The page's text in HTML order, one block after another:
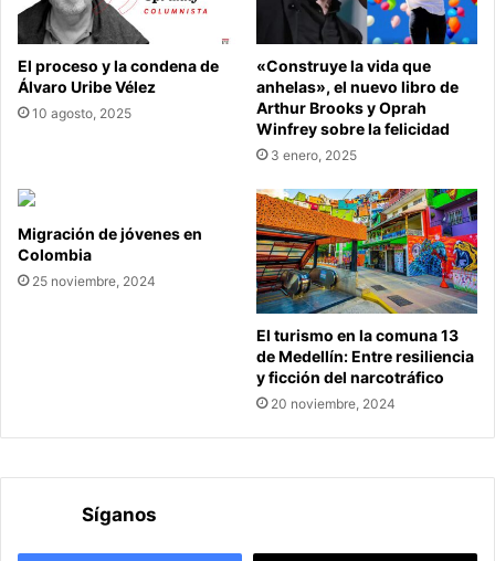
El proceso y la condena de
Álvaro Uribe Vélez
10 agosto, 2025
«Construye la vida que
anhelas», el nuevo libro de
Arthur Brooks y Oprah
Winfrey sobre la felicidad
3 enero, 2025
Migración de jóvenes en
Colombia
25 noviembre, 2024
El turismo en la comuna 13
de Medellín: Entre resiliencia
y ficción del narcotráfico
20 noviembre, 2024
Síganos